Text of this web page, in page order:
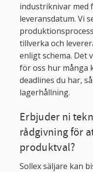
industriknivar med
leveransdatum. Vi
tillverka och
enligt schema. Det
för oss hur många
deadlines du har,
lagerhållning.
Erbjuder ni
rådgivning för
produktval?
Sollex säljare kan